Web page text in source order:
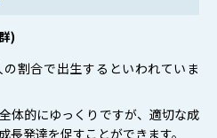
)
割合で出生するといわれていま
体的にゆっくりですが、適切な成
長発達を促すことができます。